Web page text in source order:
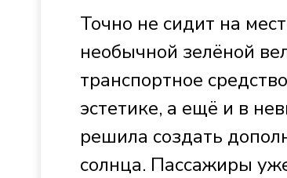
Точно не сидит на
необычной зелёной
транспортное
эстетике, а ещё и в
решила создать
солнца. Пассажиры